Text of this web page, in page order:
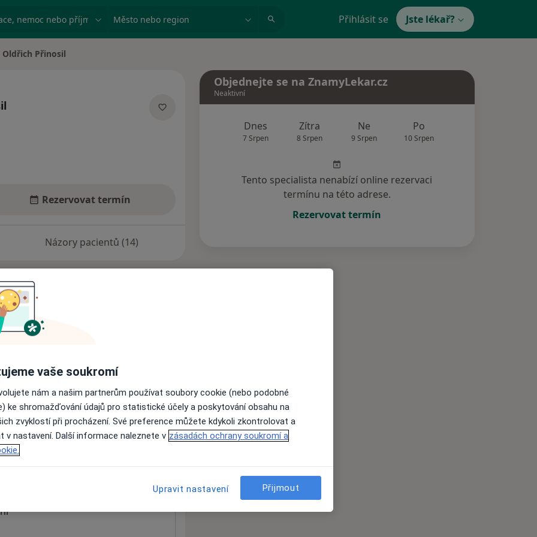
nemoc nebo příjmení Město nebo region Přihlásit se Jste lékař?
města
Oldřich Přinosil
Rezervovat termín
Názory pacientů (14)
nejsou k dispozici
informace o svých službách.
Objednejte se na ZnamyLekar.cz
Neaktivní
Dnes
7 Srpen
Zítra
8 Srpen
Ne
9 Srpen
Po
10 Srpen
Tento specialista nenabízí online rezervaci
termínu na této adrese.
Rezervovat termín
vaše soukromí
nám a našim partnerům používat soubory cookie (nebo podobné
ke shromažďování údajů pro statistické účely a poskytování obsahu na
zvyklostí při procházení. Své preference můžete kdykoli zkontrolovat a
v nastavení. Další informace naleznete v zásadách ochrany soukromí a
Upravit nastavení Přijmout